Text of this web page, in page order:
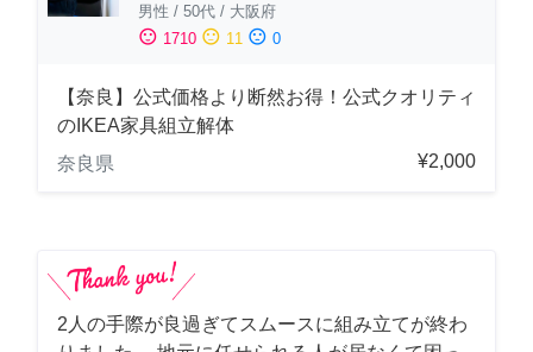
男性 / 50代 / 大阪府
sentiment_satisfied 1710 sentiment_neutral 11 sentiment_dissatisfied 0
【奈良】公式価格より断然お得！公式クオリティ
のIKEA家具組立解体
奈良県
¥2,000
2人の手際が良過ぎてスムースに組み立てが終わ